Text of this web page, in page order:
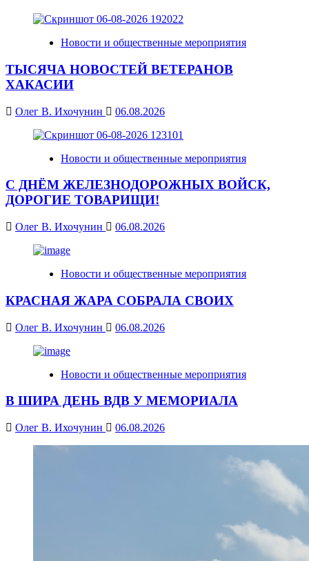
Новости и общественные мероприятия
ТЫСЯЧА НОВОСТЕЙ ВЕТЕРАНОВ
ХАКАСИИ
Олег В. Ихочунин 06.08.2026
Новости и общественные мероприятия
С ДНЁМ ЖЕЛЕЗНОДОРОЖНЫХ ВОЙСК,
ДОРОГИЕ ТОВАРИЩИ!
Олег В. Ихочунин 06.08.2026
Новости и общественные мероприятия
КРАСНАЯ ЖАРА СОБРАЛА СВОИХ
Олег В. Ихочунин 06.08.2026
Новости и общественные мероприятия
В ШИРА ДЕНЬ ВДВ У МЕМОРИАЛА
Олег В. Ихочунин 06.08.2026